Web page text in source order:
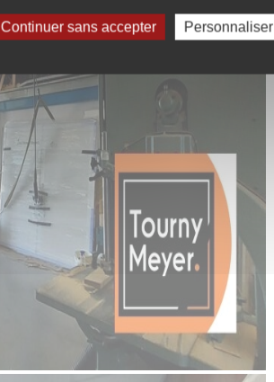
Continuer sans accepter Personnaliser